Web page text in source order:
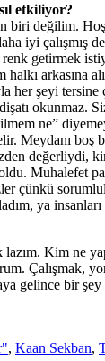
etkiliyor?
biri değilim.
iyi çalışmış
getirmek
arkasına
her şeyi
okunmaz.
ne”
Meydanı
değerliydi,
Muhalefet
çünkü
ya insanları
Kim ne
Çalışmak,
gelince bir
, Kaan Sekban,